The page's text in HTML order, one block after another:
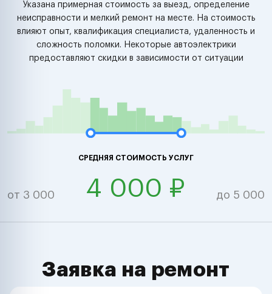
Указана примерная стоимость за выезд, определение
неисправности и мелкий ремонт на месте. На стоимость
влияют опыт, квалификация специалиста, удаленность и
сложность поломки. Некоторые автоэлектрики
предоставляют скидки в зависимости от ситуации
СРЕДНЯЯ СТОИМОСТЬ УСЛУГ
от 3 000 4 000 ₽ до 5 000
Заявка на ремонт